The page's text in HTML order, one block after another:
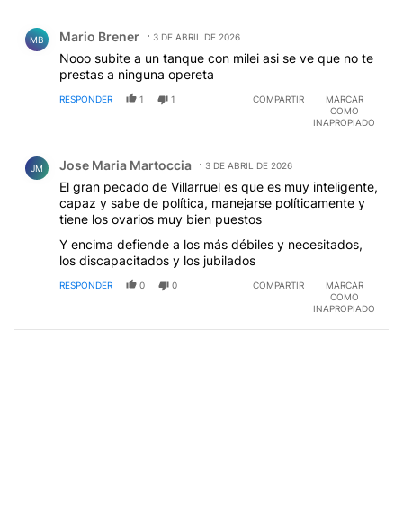
MB Mario Brener 3 DE ABRIL DE 2026
Nooo subite a un tanque con milei asi se ve que no te
prestas a ninguna opereta
RESPONDER 1 1 COMPARTIR
MARCAR
COMO
INAPROPIADO
JM Jose Maria Martoccia 3 DE ABRIL DE 2026
El gran pecado de Villarruel es que es muy inteligente,
capaz y sabe de política, manejarse políticamente y
tiene los ovarios muy bien puestos
Y encima defiende a los más débiles y necesitados,
los discapacitados y los jubilados
RESPONDER 0 0 COMPARTIR
MARCAR
COMO
INAPROPIADO